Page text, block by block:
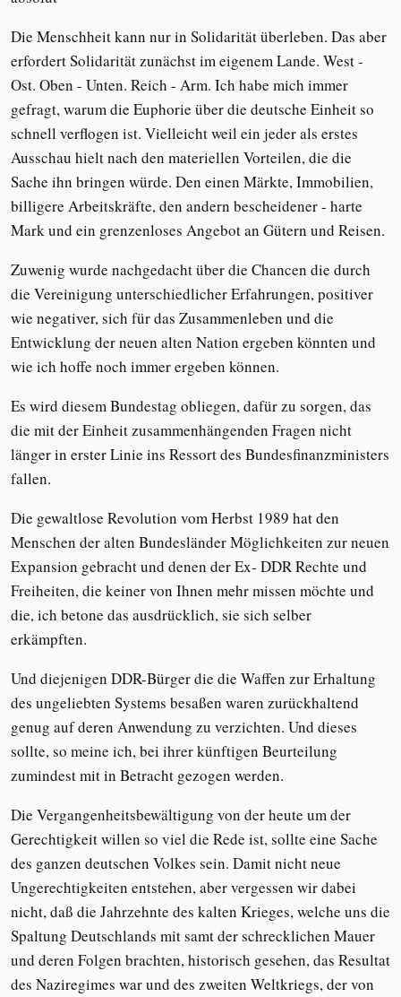
Die Menschheit kann nur in Solidarität überleben. Das aber
erfordert Solidarität zunächst im eigenem Lande. West -
Ost. Oben - Unten. Reich - Arm. Ich habe mich immer
gefragt, warum die Euphorie über die deutsche Einheit so
schnell verflogen ist. Vielleicht weil ein jeder als erstes
Ausschau hielt nach den materiellen Vorteilen, die die
Sache ihn bringen würde. Den einen Märkte, Immobilien,
billigere Arbeitskräfte, den andern bescheidener - harte
Mark und ein grenzenloses Angebot an Gütern und Reisen.
Zuwenig wurde nachgedacht über die Chancen die durch
die Vereinigung unterschiedlicher Erfahrungen, positiver
wie negativer, sich für das Zusammenleben und die
Entwicklung der neuen alten Nation ergeben könnten und
wie ich hoffe noch immer ergeben können.
Es wird diesem Bundestag obliegen, dafür zu sorgen, das
die mit der Einheit zusammenhängenden Fragen nicht
länger in erster Linie ins Ressort des Bundesfinanzministers
fallen.
Die gewaltlose Revolution vom Herbst 1989 hat den
Menschen der alten Bundesländer Möglichkeiten zur neuen
Expansion gebracht und denen der Ex- DDR Rechte und
Freiheiten, die keiner von Ihnen mehr missen möchte und
die, ich betone das ausdrücklich, sie sich selber
erkämpften.
Und diejenigen DDR-Bürger die die Waffen zur Erhaltung
des ungeliebten Systems besaßen waren zurückhaltend
genug auf deren Anwendung zu verzichten. Und dieses
sollte, so meine ich, bei ihrer künftigen Beurteilung
zumindest mit in Betracht gezogen werden.
Die Vergangenheitsbewältigung von der heute um der
Gerechtigkeit willen so viel die Rede ist, sollte eine Sache
des ganzen deutschen Volkes sein. Damit nicht neue
Ungerechtigkeiten entstehen, aber vergessen wir dabei
nicht, daß die Jahrzehnte des kalten Krieges, welche uns die
Spaltung Deutschlands mit samt der schrecklichen Mauer
und deren Folgen brachten, historisch gesehen, das Resultat
des Naziregimes war und des zweiten Weltkriegs, der von